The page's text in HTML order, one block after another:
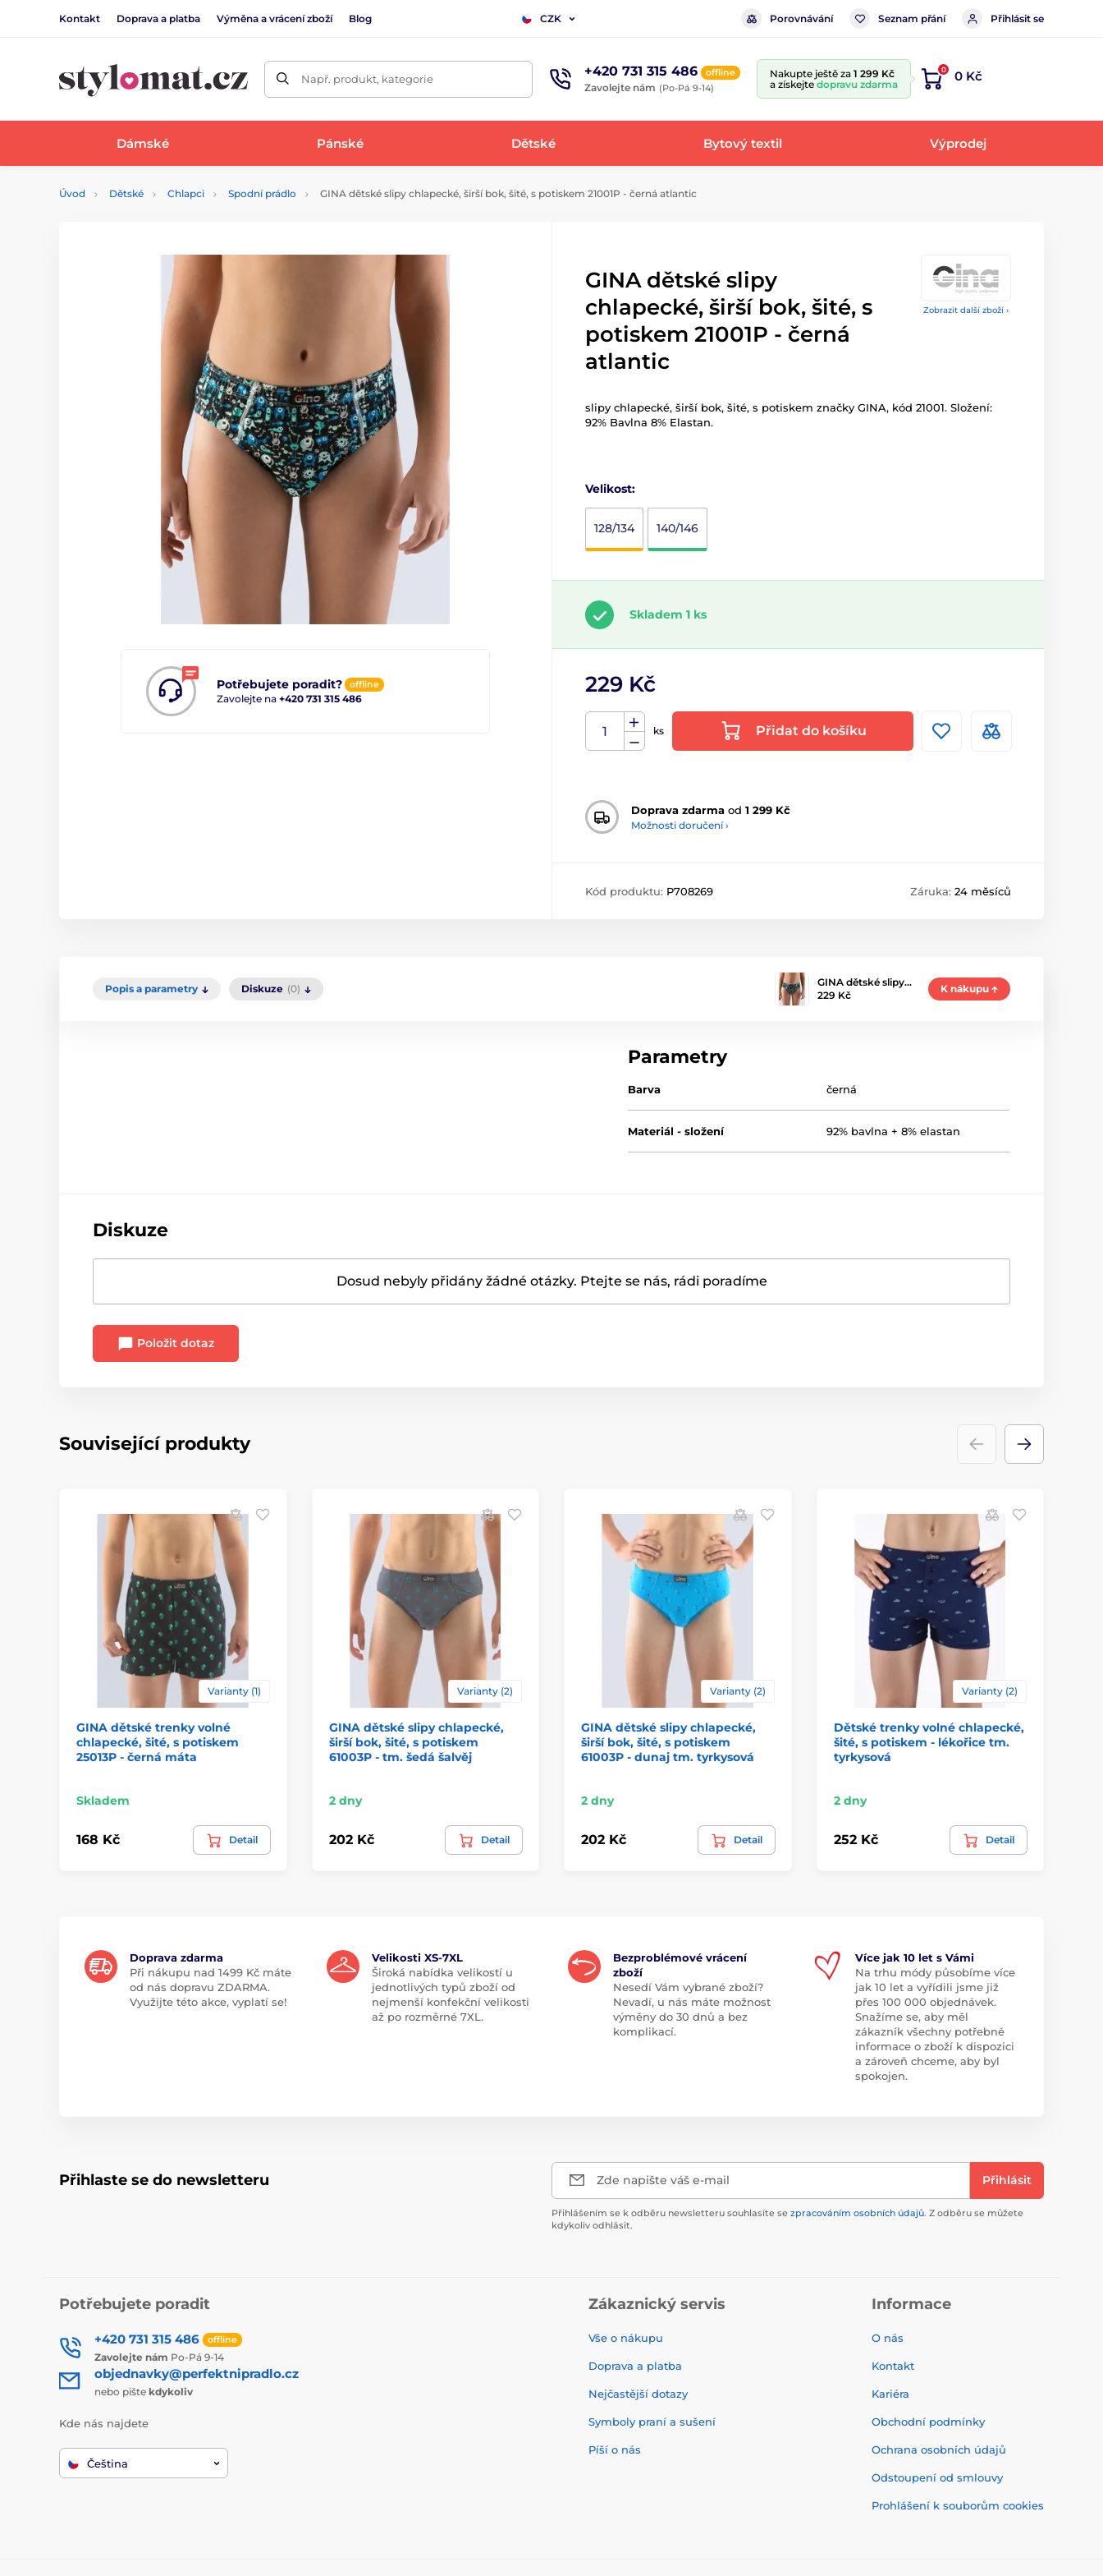
Kontakt Doprava a platba Výměna a vrácení zboží Blog CZK Porovnávání Seznam přání Přihlásit se
Např. produkt, kategorie +420 731 315 486 offline
Zavolejte nám (Po-Pá 9-14)
Nakupte ještě za 1 299 Kč
a získejte dopravu zdarma
0 0 Kč
Dámské Pánské Dětské Bytový textil Výprodej
Úvod Dětské Chlapci Spodní prádlo GINA dětské slipy chlapecké, širší bok, šité, s potiskem 21001P - černá atlantic
Zobrazit další zboží ›
Potřebujete poradit? offline
Zavolejte na +420 731 315 486
GINA dětské slipy
chlapecké, širší bok, šité, s
potiskem 21001P - černá
atlantic
slipy chlapecké, širší bok, šité, s potiskem značky GINA, kód 21001. Složení:
92% Bavlna 8% Elastan.
Velikost:
128/134 140/146
Skladem 1 ks
229 Kč
ks Přidat do košíku
Doprava zdarma od 1 299 Kč
Možnosti doručení ›
Kód produktu: P708269 Záruka: 24 měsíců
Popis a parametry Diskuze (0)
GINA dětské slipy…
229 Kč
K nákupu
Parametry
Barva černá
Materiál - složení 92% bavlna + 8% elastan
Diskuze
Dosud nebyly přidány žádné otázky. Ptejte se nás, rádi poradíme
Položit dotaz
Související produkty
Varianty (1)
GINA dětské trenky volné
chlapecké, šité, s potiskem
25013P - černá máta
Skladem
168 Kč Detail
Varianty (2)
GINA dětské slipy chlapecké,
širší bok, šité, s potiskem
61003P - tm. šedá šalvěj
2 dny
202 Kč Detail
Varianty (2)
GINA dětské slipy chlapecké,
širší bok, šité, s potiskem
61003P - dunaj tm. tyrkysová
2 dny
202 Kč Detail
Varianty (2)
Dětské trenky volné chlapecké,
šité, s potiskem - lékořice tm.
tyrkysová
2 dny
252 Kč Detail
Doprava zdarma
Při nákupu nad 1499 Kč máte
od nás dopravu ZDARMA.
Využijte této akce, vyplatí se!
Velikosti XS-7XL
Široká nabídka velikostí u
jednotlivých typů zboží od
nejmenší konfekční velikosti
až po rozměrné 7XL.
Bezproblémové vrácení
zboží
Nesedí Vám vybrané zboží?
Nevadí, u nás máte možnost
výměny do 30 dnů a bez
komplikací.
Více jak 10 let s Vámi
Na trhu módy působíme více
jak 10 let a vyřídili jsme již
přes 100 000 objednávek.
Snažíme se, aby měl
zákazník všechny potřebné
informace o zboží k dispozici
a zároveň chceme, aby byl
spokojen.
Přihlaste se do newsletteru Zde napište váš e-mail Přihlásit
Přihlášením se k odběru newsletteru souhlasíte se zpracováním osobních údajů. Z odběru se můžete
kdykoliv odhlásit.
Potřebujete poradit
+420 731 315 486 offline
Zavolejte nám Po-Pá 9-14
objednavky@perfektnipradlo.cz
nebo pište kdykoliv
Kde nás najdete
Čeština
Zákaznický servis
Vše o nákupu
Doprava a platba
Nejčastější dotazy
Symboly praní a sušení
Píší o nás
Informace
O nás
Kontakt
Kariéra
Obchodní podmínky
Ochrana osobních údajů
Odstoupení od smlouvy
Prohlášení k souborům cookies